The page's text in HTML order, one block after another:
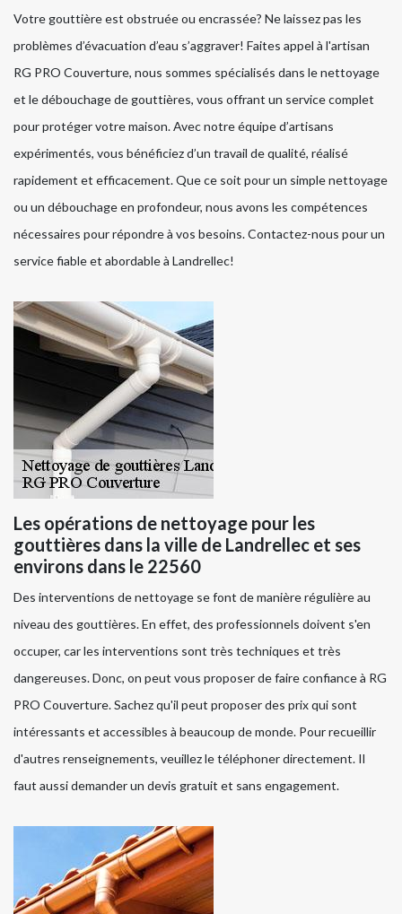
Votre gouttière est obstruée ou encrassée? Ne laissez pas les
problèmes d’évacuation d’eau s’aggraver! Faites appel à l'artisan
RG PRO Couverture, nous sommes spécialisés dans le nettoyage
et le débouchage de gouttières, vous offrant un service complet
pour protéger votre maison. Avec notre équipe d’artisans
expérimentés, vous bénéficiez d’un travail de qualité, réalisé
rapidement et efficacement. Que ce soit pour un simple nettoyage
ou un débouchage en profondeur, nous avons les compétences
nécessaires pour répondre à vos besoins. Contactez-nous pour un
service fiable et abordable à Landrellec!
Les opérations de nettoyage pour les
gouttières dans la ville de Landrellec et ses
environs dans le 22560
Des interventions de nettoyage se font de manière régulière au
niveau des gouttières. En effet, des professionnels doivent s'en
occuper, car les interventions sont très techniques et très
dangereuses. Donc, on peut vous proposer de faire confiance à RG
PRO Couverture. Sachez qu'il peut proposer des prix qui sont
intéressants et accessibles à beaucoup de monde. Pour recueillir
d'autres renseignements, veuillez le téléphoner directement. Il
faut aussi demander un devis gratuit et sans engagement.